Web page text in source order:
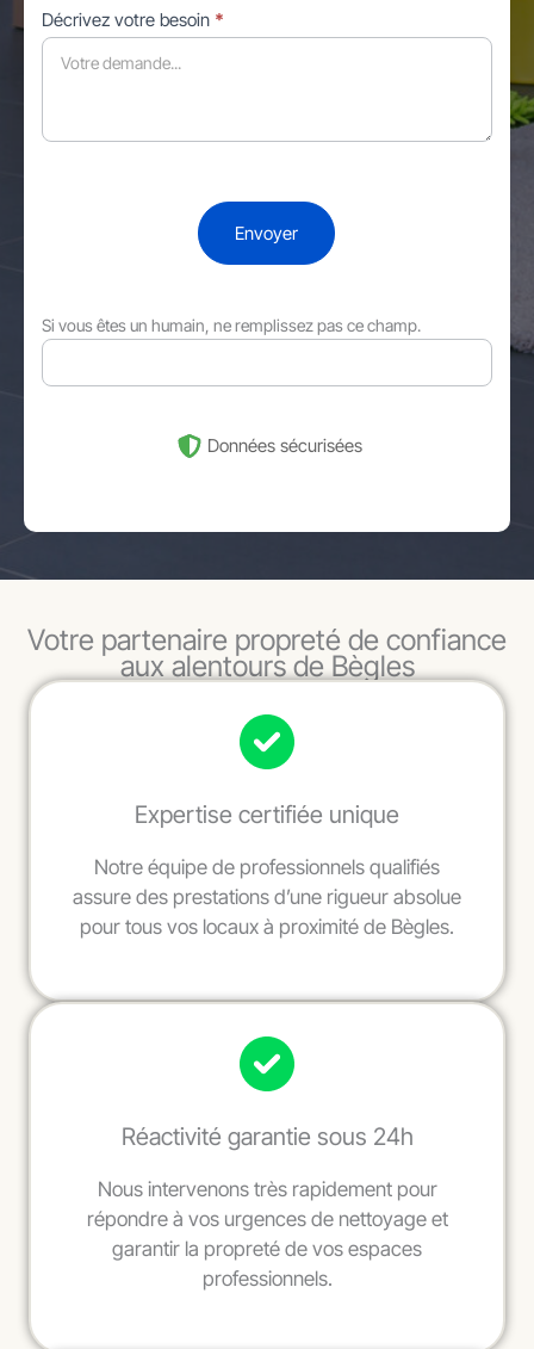
Décrivez votre besoin *
Envoyer
Si vous êtes un humain, ne remplissez pas ce champ.
Données sécurisées
Votre partenaire propreté de confiance
aux alentours de Bègles
Expertise certifiée unique
Notre équipe de professionnels qualifiés
assure des prestations d’une rigueur absolue
pour tous vos locaux à proximité de Bègles.
Réactivité garantie sous 24h
Nous intervenons très rapidement pour
répondre à vos urgences de nettoyage et
garantir la propreté de vos espaces
professionnels.